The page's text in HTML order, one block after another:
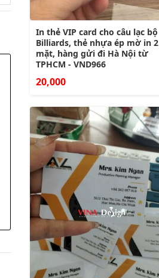
In thẻ VIP card cho câu lạc bộ
Billiards, thẻ nhựa ép mờ in 2
mặt, hàng gửi đi Hà Nội từ
TPHCM - VND966
20,000